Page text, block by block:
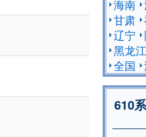
海南
甘肃
辽宁
黑龙江
全国
610